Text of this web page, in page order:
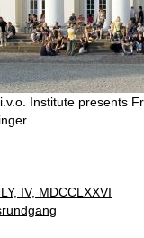
Institute presents
IV, MDCCLXXVI